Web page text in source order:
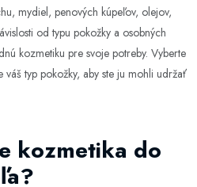
mydiel, penových kúpeľov, olejov,
od typu pokožky a osobných
kozmetiku pre svoje potreby. Vyberte
typ pokožky, aby ste ju mohli udržať
kozmetika do